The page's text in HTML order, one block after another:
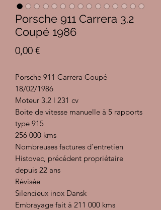
Porsche 911 Carrera 3.2
Coupé 1986
0,00 €Prix
Porsche 911 Carrera Coupé
18/02/1986
Moteur 3.2 l 231 cv
Boite de vitesse manuelle à 5 rapports
type 915
256 000 kms
Nombreuses factures d'entretien
Histovec, précédent propriétaire
depuis 22 ans
Révisée
Silencieux inox Dansk
Embrayage fait à 211 000 kms